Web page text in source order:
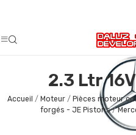
2.3 Ltr
Accueil Moteur Pièces moteur
forgés - JE Pistons